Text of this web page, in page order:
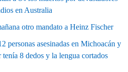
en Australia
otro mandato a Heinz Fischer
personas asesinadas en Michoacán y
8 dedos y la lengua cortados